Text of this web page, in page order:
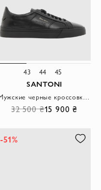
43 44 45
SANTONI
32 500 ₴15 900 ₴
-51%